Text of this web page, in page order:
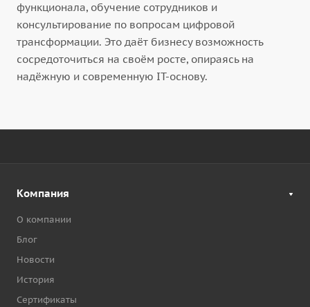
функционала, обучение сотрудников и
консультирование по вопросам цифровой
трансформации. Это даёт бизнесу возможность
сосредоточиться на своём росте, опираясь на
надёжную и современную IT-основу.
Компания
О компании
Блог
Новости
История
Сертификаты